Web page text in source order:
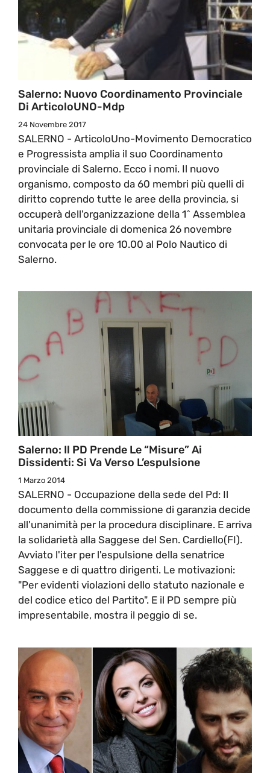
Salerno: Nuovo Coordinamento Provinciale
Di ArticoloUNO-Mdp
24 Novembre 2017
SALERNO - ArticoloUno-Movimento Democratico
e Progressista amplia il suo Coordinamento
provinciale di Salerno. Ecco i nomi. Il nuovo
organismo, composto da 60 membri più quelli di
diritto coprendo tutte le aree della provincia, si
occuperà dell'organizzazione della 1^ Assemblea
unitaria provinciale di domenica 26 novembre
convocata per le ore 10.00 al Polo Nautico di
Salerno.
Salerno: Il PD Prende Le “misure” Ai
Dissidenti: Si Va Verso L’espulsione
1 Marzo 2014
SALERNO - Occupazione della sede del Pd: Il
documento della commissione di garanzia decide
all'unanimità per la procedura disciplinare. E arriva
la solidarietà alla Saggese del Sen. Cardiello(FI).
Avviato l'iter per l'espulsione della senatrice
Saggese e di quattro dirigenti. Le motivazioni:
"Per evidenti violazioni dello statuto nazionale e
del codice etico del Partito". E il PD sempre più
impresentabile, mostra il peggio di se.